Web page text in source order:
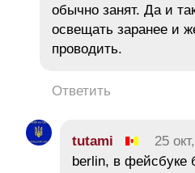
обычно занят. Да и
освещать заранее и
проводить.
Ответить
tutami 25
berlin, в фейсбуке